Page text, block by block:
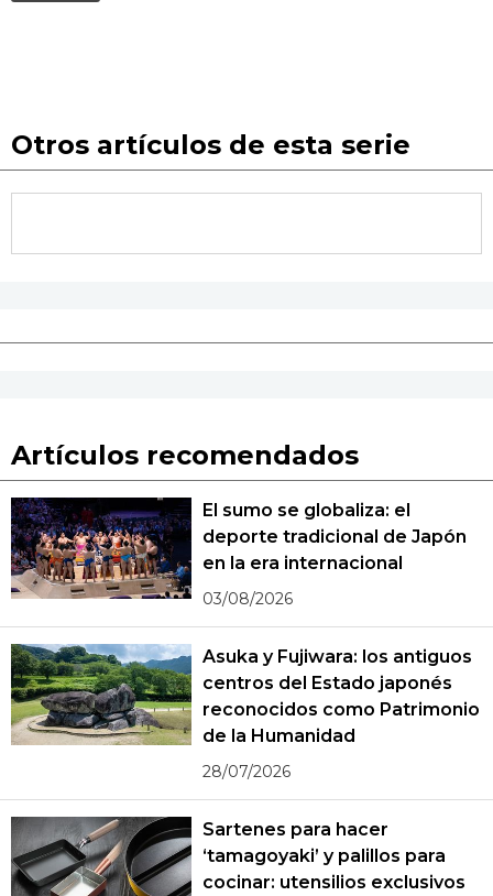
Otros artículos de esta serie
Artículos recomendados
El sumo se globaliza: el
deporte tradicional de Japón
en la era internacional
03/08/2026
Asuka y Fujiwara: los antiguos
centros del Estado japonés
reconocidos como Patrimonio
de la Humanidad
28/07/2026
Sartenes para hacer
‘tamagoyaki’ y palillos para
cocinar: utensilios exclusivos